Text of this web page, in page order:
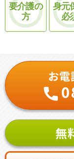
要介護の
方
身元
必
お
無